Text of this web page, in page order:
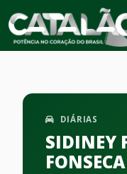
DIÁRIAS
SIDINEY
FONSECA